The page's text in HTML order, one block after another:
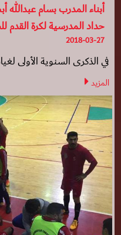
أبناء المدرب بسام عبدالله
حداد المدرسية لكرة القدم
2018-03-27
في الذكرى السنوية الأولى
المزيد